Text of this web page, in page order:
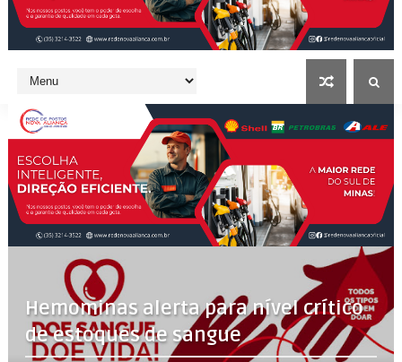
Hemominas alerta para nível crítico
de estoques de sangue